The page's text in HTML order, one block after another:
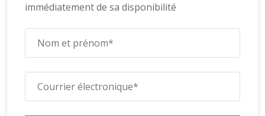
immédiatement de sa disponibilité